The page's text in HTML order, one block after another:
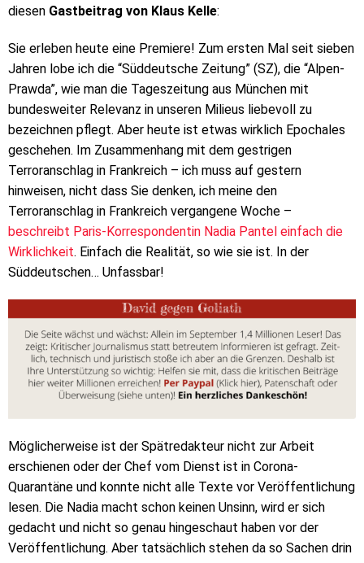
diesen Gastbeitrag von Klaus Kelle:
Sie erleben heute eine Premiere! Zum ersten Mal seit sieben
Jahren lobe ich die “Süddeutsche Zeitung” (SZ), die “Alpen-
Prawda”, wie man die Tageszeitung aus München mit
bundesweiter Relevanz in unseren Milieus liebevoll zu
bezeichnen pflegt. Aber heute ist etwas wirklich Epochales
geschehen. Im Zusammenhang mit dem gestrigen
Terroranschlag in Frankreich – ich muss auf gestern
hinweisen, nicht dass Sie denken, ich meine den
Terroranschlag in Frankreich vergangene Woche –
beschreibt Paris-Korrespondentin Nadia Pantel einfach die
Wirklichkeit. Einfach die Realität, so wie sie ist. In der
Süddeutschen… Unfassbar!
Möglicherweise ist der Spätredakteur nicht zur Arbeit
erschienen oder der Chef vom Dienst ist in Corona-
Quarantäne und konnte nicht alle Texte vor Veröffentlichung
lesen. Die Nadia macht schon keinen Unsinn, wird er sich
gedacht und nicht so genau hingeschaut haben vor der
Veröffentlichung. Aber tatsächlich stehen da so Sachen drin